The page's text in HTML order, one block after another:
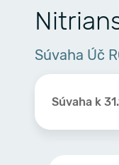
Súvaha Úč
Súvaha k